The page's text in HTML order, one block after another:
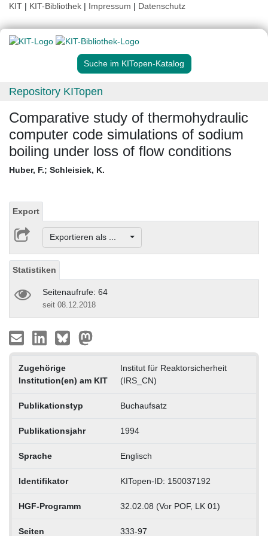
KIT | KIT-Bibliothek | Impressum | Datenschutz
Suche im KITopen-Katalog
Repository KITopen
Comparative study of thermohydraulic
computer code simulations of sodium
boiling under loss of flow conditions
Huber, F.; Schleisiek, K.
Export
Exportieren als ...
Statistiken
Seitenaufrufe: 64
seit 08.12.2018
Zugehörige
Institution(en) am KIT
Institut für Reaktorsicherheit
(IRS_CN)
Publikationstyp Buchaufsatz
Publikationsjahr 1994
Sprache Englisch
Identifikator KITopen-ID: 150037192
HGF-Programm 32.02.08 (Vor POF, LK 01)
Seiten 333-97